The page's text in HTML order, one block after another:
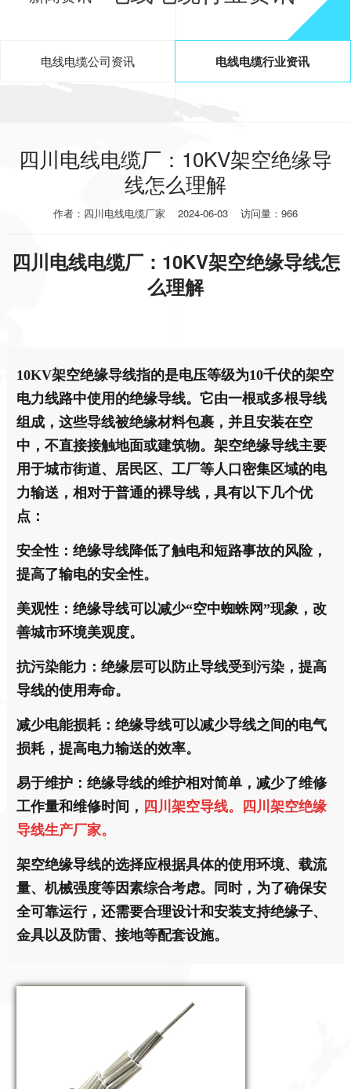
电线电缆公司资讯 电线电缆行业资讯
四川电线电缆厂：10KV架空绝缘导
线怎么理解
作者：四川电线电缆厂家 2024-06-03 访问量：966
四川电线电缆厂：10KV架空绝缘导线怎
么理解
10KV架空绝缘导线指的是电压等级为10千伏的架空
电力线路中使用的绝缘导线。它由一根或多根导线
组成，这些导线被绝缘材料包裹，并且安装在空
中，不直接接触地面或建筑物。架空绝缘导线主要
用于城市街道、居民区、工厂等人口密集区域的电
力输送，相对于普通的裸导线，具有以下几个优
点：
安全性：绝缘导线降低了触电和短路事故的风险，
提高了输电的安全性。
美观性：绝缘导线可以减少“空中蜘蛛网”现象，改
善城市环境美观度。
抗污染能力：绝缘层可以防止导线受到污染，提高
导线的使用寿命。
减少电能损耗：绝缘导线可以减少导线之间的电气
损耗，提高电力输送的效率。
易于维护：绝缘导线的维护相对简单，减少了维修
工作量和维修时间， 四川架空导线。四川架空绝缘
导线生产厂家。
架空绝缘导线的选择应根据具体的使用环境、载流
量、机械强度等因素综合考虑。同时，为了确保安
全可靠运行，还需要合理设计和安装支持绝缘子、
金具以及防雷、接地等配套设施。